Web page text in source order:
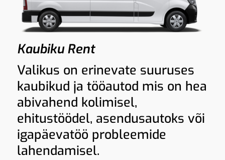
Kaubiku Rent
Valikus on erinevate suuruses
kaubikud ja tööautod mis on hea
abivahend kolimisel,
ehitustöödel, asendusautoks või
igapäevatöö probleemide
lahendamisel.